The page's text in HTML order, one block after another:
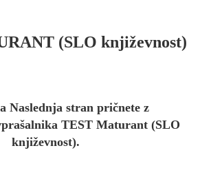
(SLO književnost)
Naslednja stran pričnete z
TEST Maturant (SLO
književnost).